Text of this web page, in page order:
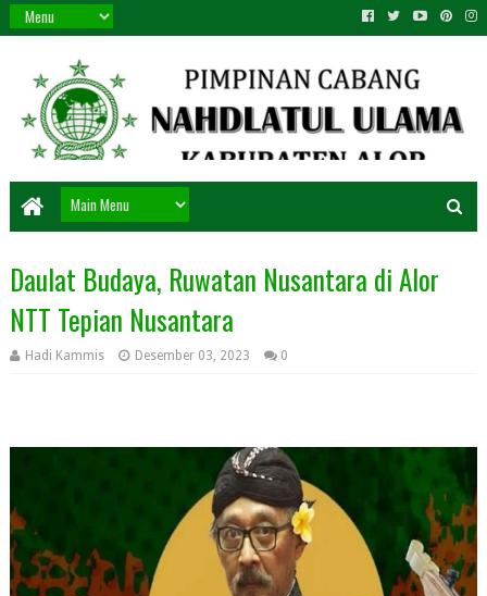
Daulat Budaya, Ruwatan Nusantara di Alor
NTT Tepian Nusantara
Hadi Kammis Desember 03, 2023 0